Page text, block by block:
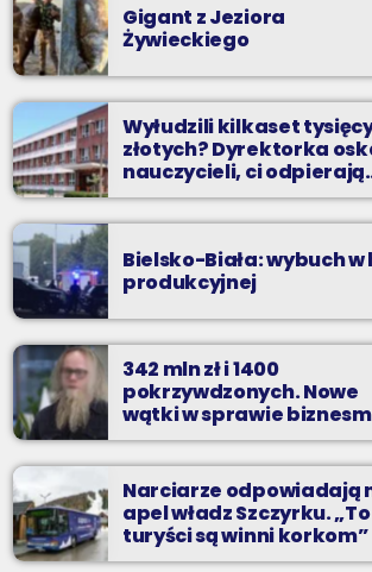
Gigant z Jeziora
Żywieckiego
Wyłudzili kilkaset
złotych? Dyrektorka
nauczycieli, ci odpierają
zarzuty
Bielsko-Biała: wybuch w
produkcyjnej
342 mln zł i 1400
pokrzywdzonych. Nowe
wątki w sprawie
z Bielska-Białej
Narciarze odpowiadają
apel władz Szczyrku.
turyści są winni korkom”